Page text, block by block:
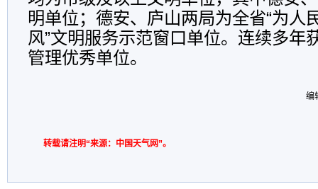
明单位；德安、庐山两局为全省“为人
风”文明服务示范窗口单位。连续多年
管理优秀单位。
编
转载请注明“来源：中国天气网”。